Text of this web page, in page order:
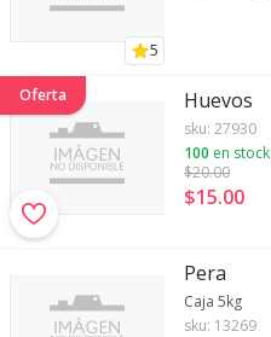
5
Oferta Huevos
sku: 27930
100 en stock
$20.00
$15.00
Pera
Caja 5kg
sku: 13269